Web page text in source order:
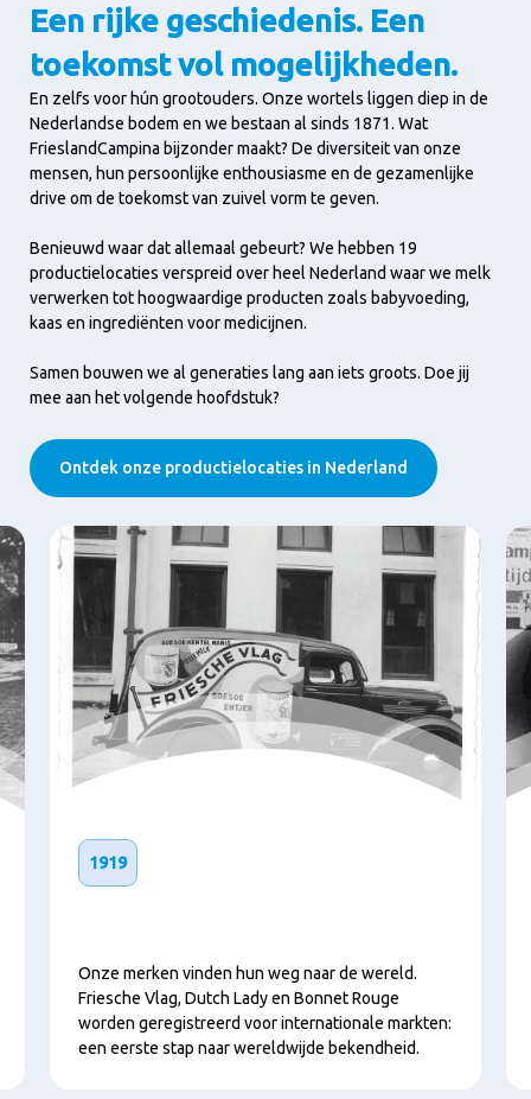
Een rijke geschiedenis. Een
toekomst vol mogelijkheden.
En zelfs voor hún grootouders. Onze wortels liggen diep in de
Nederlandse bodem en we bestaan al sinds 1871. Wat
FrieslandCampina bijzonder maakt? De diversiteit van onze
mensen, hun persoonlijke enthousiasme en de gezamenlijke
drive om de toekomst van zuivel vorm te geven.
Benieuwd waar dat allemaal gebeurt? We hebben 19
productielocaties verspreid over heel Nederland waar we melk
verwerken tot hoogwaardige producten zoals babyvoeding,
kaas en ingrediënten voor medicijnen.
Samen bouwen we al generaties lang aan iets groots. Doe jij
mee aan het volgende hoofdstuk?
Ontdek onze productielocaties in Nederland
1919
Onze merken vinden hun weg naar de wereld.
Friesche Vlag, Dutch Lady en Bonnet Rouge
worden geregistreerd voor internationale markten:
een eerste stap naar wereldwijde bekendheid.